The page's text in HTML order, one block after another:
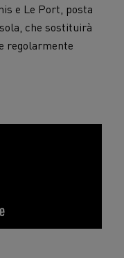
e Le Port, posta
che sostituirà
regolarmente